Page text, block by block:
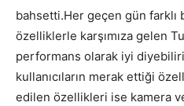
bahsetti.Her geçen gün farklı
özelliklerle karşımıza gelen
performans olarak iyi
kullanıcıların merak ettiği
edilen özellikleri ise kamera